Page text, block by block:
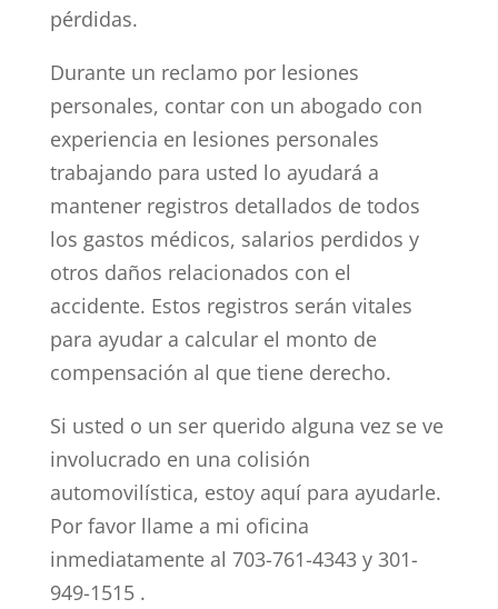
pérdidas.
Durante un reclamo por lesiones
personales, contar con un abogado con
experiencia en lesiones personales
trabajando para usted lo ayudará a
mantener registros detallados de todos
los gastos médicos, salarios perdidos y
otros daños relacionados con el
accidente. Estos registros serán vitales
para ayudar a calcular el monto de
compensación al que tiene derecho.
Si usted o un ser querido alguna vez se ve
involucrado en una colisión
automovilística, estoy aquí para ayudarle.
Por favor llame a mi oficina
inmediatamente al 703-761-4343 y 301-
949-1515 .